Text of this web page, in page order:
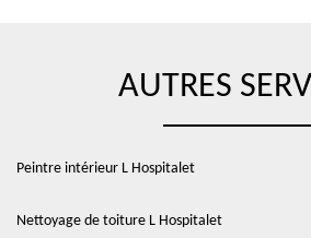
AUTRES
Peintre intérieur L Hospitalet
Nettoyage de toiture L Hospitalet